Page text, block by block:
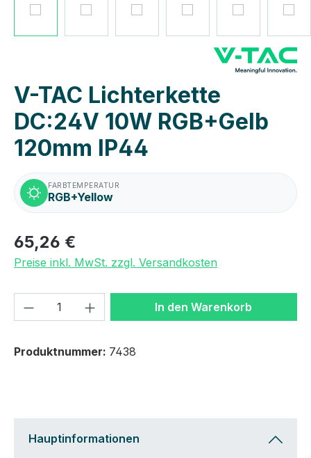
V-TAC Lichterkette
DC:24V 10W RGB+Gelb
120mm IP44
FARBTEMPERATUR
RGB+Yellow
65,26 €
Preise inkl. MwSt. zzgl. Versandkosten
Produkt Anzahl: Gib denIn den Warenkorb
Produktnummer: 7438
Hauptinformationen